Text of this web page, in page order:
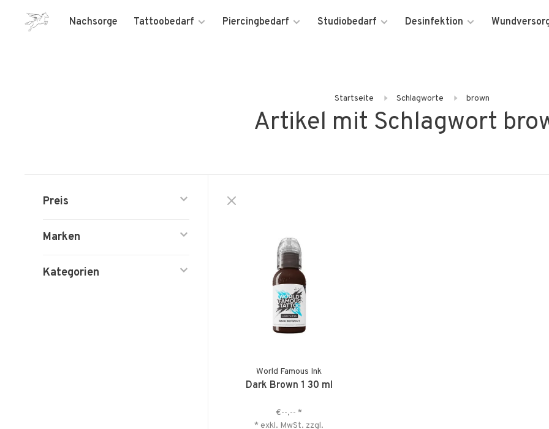
Nachsorge Tattoobedarf Piercingbedarf Studiobedarf Desinfektion
Startseite Schlagworte brown
Artikel mit Schlagwort
Preis
Marken
Kategorien
World Famous Ink
Dark Brown 1 30 ml
€--,-- *
* exkl. MwSt. zzgl.